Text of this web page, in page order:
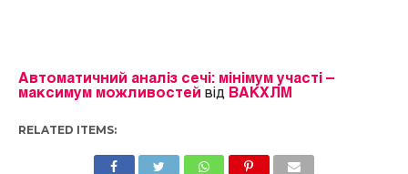
Автоматичний аналіз сечі: мінімум участі –
максимум можливостей
від ВАКХЛМ
RELATED ITEMS: